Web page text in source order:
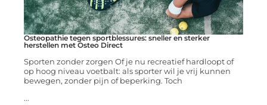
Osteopathie tegen sportblessures: sneller en sterker
herstellen met Osteo Direct
Sporten zonder zorgen Of je nu recreatief hardloopt of
op hoog niveau voetbalt: als sporter wil je vrij kunnen
bewegen, zonder pijn of beperking. Toch
...